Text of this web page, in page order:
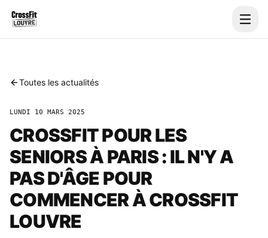
Toutes les actualités
LUNDI 10 MARS 2025
CROSSFIT POUR LES
SENIORS À PARIS : IL N'Y A
PAS D'ÂGE POUR
COMMENCER À CROSSFIT
LOUVRE